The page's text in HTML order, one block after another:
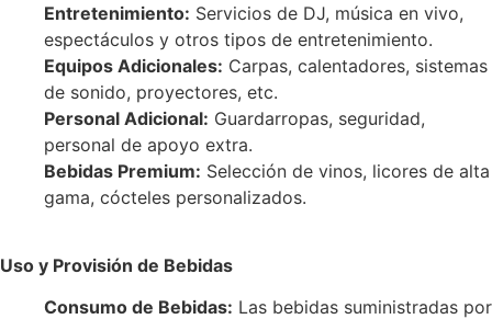
Entretenimiento: Servicios de DJ, música en vivo,
espectáculos y otros tipos de entretenimiento.
Equipos Adicionales: Carpas, calentadores, sistemas
de sonido, proyectores, etc.
Personal Adicional: Guardarropas, seguridad,
personal de apoyo extra.
Bebidas Premium: Selección de vinos, licores de alta
gama, cócteles personalizados.
Uso y Provisión de Bebidas
Consumo de Bebidas: Las bebidas suministradas por